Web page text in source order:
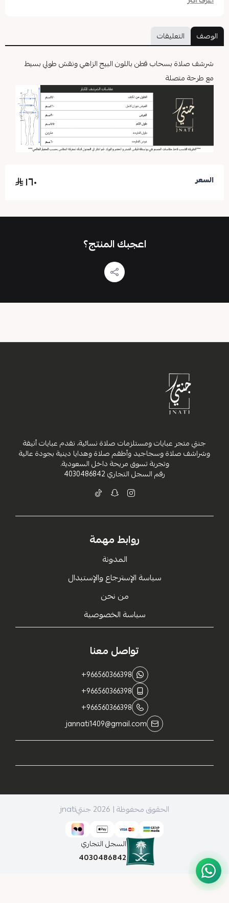
الوصف التعليقات
شرشف صلاة بسحاب قطن باللون البيج الزاهي ونقش طولي بسيط
مع طرحة متصلة
السعر ١٦٠
اعجبك المنتج؟
جنتي متجر عبايات ومستلزمات صلاة نسائية، نقدم عبايات أنيقة
وشراشف صلاة وسجاجيد وأطقم صلاة وهدايا دينية بجودة عالية
وتجربة تسوق مريحة داخل السعودية.
رقم السجل التجاري4030486842
روابط مهمة
المدونة
سياسة الإسترجاع والإستبدال
من نحن
سياسة الخصوصية
تواصل معنا
+966560366398
+966560366398
+966560366398
jannati1409@gmail.com
الحقوق محفوظة | 2026 جنتيjnati
السجل التجاري
4030486842